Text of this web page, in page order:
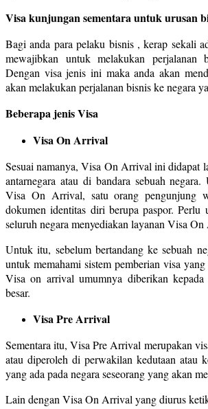
Visa kunjungan sementara untuk urusan
Bagi anda para pelaku bisnis , kerap sekali
mewajibkan untuk melakukan
Dengan visa jenis ini maka anda akan
akan melakukan perjalanan bisnis ke negara
Beberapa jenis Visa
Visa On Arrival
Sesuai namanya, Visa On Arrival ini didapat
antarnegara atau di bandara sebuah
Visa On Arrival, satu orang pengunjung
dokumen identitas diri berupa paspor. Perlu
seluruh negara menyediakan layanan Visa
Untuk itu, sebelum bertandang ke sebuah
untuk memahami sistem pemberian visa
Visa on arrival umumnya diberikan
besar.
Visa Pre Arrival
Sementara itu, Visa Pre Arrival merupakan
atau diperoleh di perwakilan kedutaan atau
yang ada pada negara seseorang yang akan
Lain dengan Visa On Arrival yang diurus